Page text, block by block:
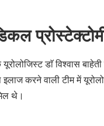
डाॅ विश्वास
करने वाली टीम में
थे।